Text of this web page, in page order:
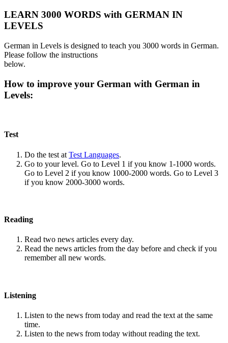
LEARN 3000 WORDS with GERMAN IN
LEVELS
German in Levels is designed to teach you 3000 words in German.
Please follow the instructions
below.
How to improve your German with German in
Levels:
Test
Do the test at Test Languages.
Go to your level. Go to Level 1 if you know 1-1000 words.
Go to Level 2 if you know 1000-2000 words. Go to Level 3
if you know 2000-3000 words.
Reading
Read two news articles every day.
Read the news articles from the day before and check if you
remember all new words.
Listening
Listen to the news from today and read the text at the same
time.
Listen to the news from today without reading the text.